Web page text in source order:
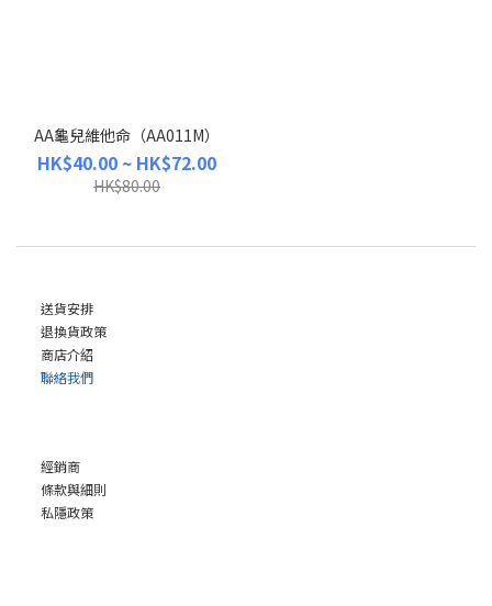
AA龜兒維他命（AA011M）
HK$40.00 ~ HK$72.00
HK$80.00
送貨安排
退換貨政策
商店介紹
聯絡我們
經銷商
條款與細則
私隱政策